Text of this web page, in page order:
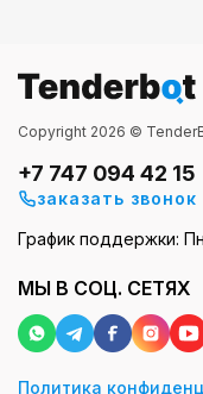
Copyright 2026 ©
+7 747 094 42 15
заказать звонок
График поддержки:
МЫ В СОЦ. СЕТЯХ
Политика